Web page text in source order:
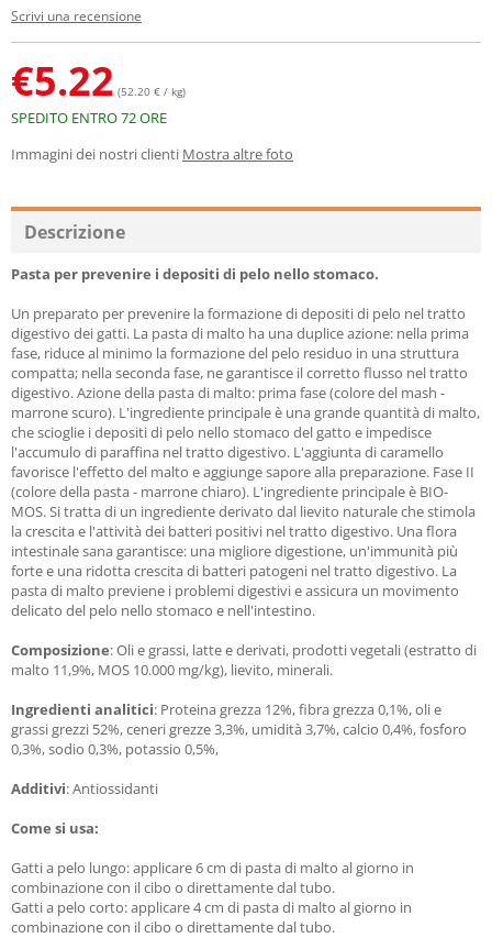
Scrivi una recensione
€5.22 (52.20 € / kg)
SPEDITO ENTRO 72 ORE
Immagini dei nostri clienti Mostra altre foto
Descrizione
Pasta per prevenire i depositi di pelo nello stomaco.
Un preparato per prevenire la formazione di depositi di pelo nel tratto
digestivo dei gatti. La pasta di malto ha una duplice azione: nella prima
fase, riduce al minimo la formazione del pelo residuo in una struttura
compatta; nella seconda fase, ne garantisce il corretto flusso nel tratto
digestivo. Azione della pasta di malto: prima fase (colore del mash -
marrone scuro). L'ingrediente principale è una grande quantità di malto,
che scioglie i depositi di pelo nello stomaco del gatto e impedisce
l'accumulo di paraffina nel tratto digestivo. L'aggiunta di caramello
favorisce l'effetto del malto e aggiunge sapore alla preparazione. Fase II
(colore della pasta - marrone chiaro). L'ingrediente principale è BIO-
MOS. Si tratta di un ingrediente derivato dal lievito naturale che stimola
la crescita e l'attività dei batteri positivi nel tratto digestivo. Una flora
intestinale sana garantisce: una migliore digestione, un'immunità più
forte e una ridotta crescita di batteri patogeni nel tratto digestivo. La
pasta di malto previene i problemi digestivi e assicura un movimento
delicato del pelo nello stomaco e nell'intestino.
Composizione: Oli e grassi, latte e derivati, prodotti vegetali (estratto di
malto 11,9%, MOS 10.000 mg/kg), lievito, minerali.
Ingredienti analitici: Proteina grezza 12%, fibra grezza 0,1%, oli e
grassi grezzi 52%, ceneri grezze 3,3%, umidità 3,7%, calcio 0,4%, fosforo
0,3%, sodio 0,3%, potassio 0,5%,
Additivi: Antiossidanti
Come si usa:
Gatti a pelo lungo: applicare 6 cm di pasta di malto al giorno in
combinazione con il cibo o direttamente dal tubo.
Gatti a pelo corto: applicare 4 cm di pasta di malto al giorno in
combinazione con il cibo o direttamente dal tubo.